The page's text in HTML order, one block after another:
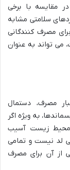
مقایسه با برخی
سلامتی مشابه
مصرف کنندگانی
می تواند به عنوان
مصرف، دستمال
به ویژه اگر
محیط زیست آسیب
لد نیست و تمامی
از آن برای مصرف